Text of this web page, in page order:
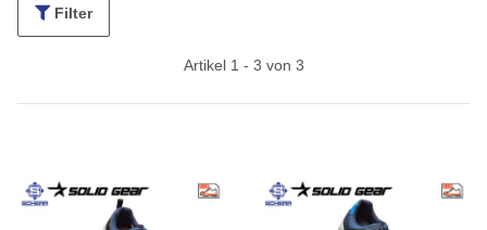
Filter
Artikel 1 - 3 von 3